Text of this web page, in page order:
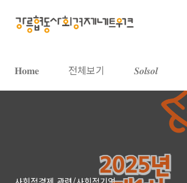
𝐇𝐨𝐦𝐞 전체보기 𝑺𝒐𝒍𝒔𝒐𝒍